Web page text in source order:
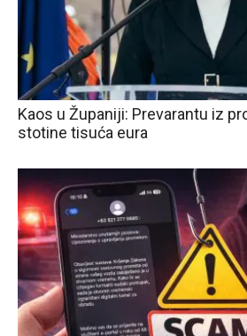
Kaos u Županiji: Prevarantu iz
stotine tisuća eura